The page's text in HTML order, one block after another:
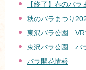
【終了】春のバラ
秋のバラまつり
東沢バラ公園 VR
東沢バラ公園 バ
バラ開花情報